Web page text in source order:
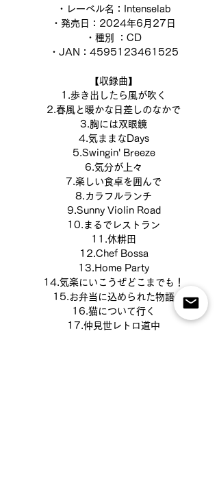
・レーベル名：Intenselab
・発売日：2024年6月27日
・種別 ：CD
・JAN：4595123461525
【収録曲】
1.歩き出したら風が吹く
2.春風と暖かな日差しのなかで
3.胸には双眼鏡
4.気ままなDays
5.Swingin' Breeze
6.気分が上々
7.楽しい食卓を囲んで
8.カラフルランチ
9.Sunny Violin Road
10.まるでレストラン
11.休耕田
12.Chef Bossa
13.Home Party
14.気楽にいこうぜどこまでも！
15.お弁当に込められた物語
16.猫について行く
17.仲見世レトロ道中